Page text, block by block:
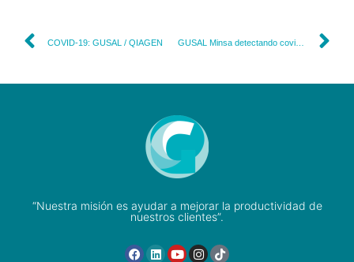
COVID-19: GUSAL / QIAGEN GUSAL Minsa detectando covid-19 en 22 regiones
“Nuestra misión es ayudar a mejorar la productividad de
nuestros clientes”.